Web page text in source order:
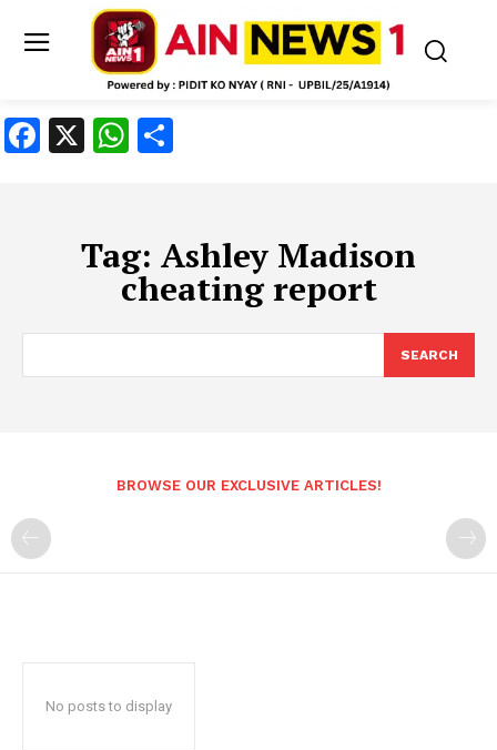
Facebook
X WhatsApp
Tag: Ashley Madison
cheating report
SEARCH
BROWSE OUR EXCLUSIVE ARTICLES!
No posts to display